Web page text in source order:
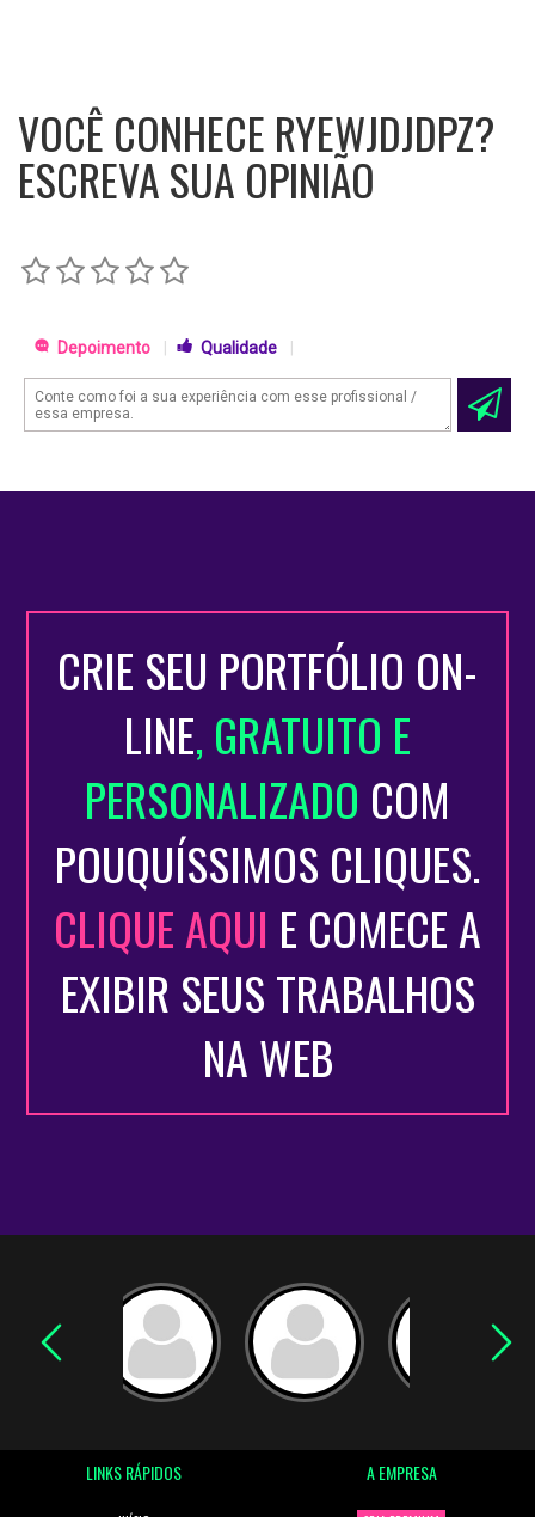
VOCÊ CONHECE RYEWJDJDPZ?
ESCREVA SUA OPINIÃO
Depoimento Qualidade
CRIE SEU PORTFÓLIO ON-
LINE, GRATUITO E
PERSONALIZADO COM
POUQUÍSSIMOS CLIQUES.
CLIQUE AQUI E COMECE A
EXIBIR SEUS TRABALHOS
NA WEB
LINKS RÁPIDOS A EMPRESA